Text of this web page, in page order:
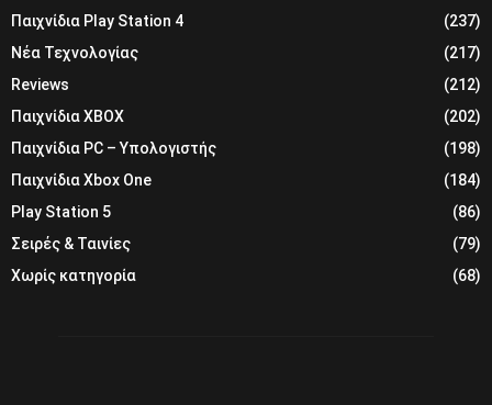
Παιχνίδια Play Station 4
(237)
Νέα Τεχνολογίας
(217)
Reviews
(212)
Παιχνίδια XBOX
(202)
Παιχνίδια PC – Υπολογιστής
(198)
Παιχνίδια Xbox One
(184)
Play Station 5
(86)
Σειρές & Ταινίες
(79)
Χωρίς κατηγορία
(68)